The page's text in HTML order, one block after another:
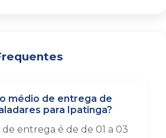
médio de entrega de
para Ipatinga?
entrega é de de 01 a 03